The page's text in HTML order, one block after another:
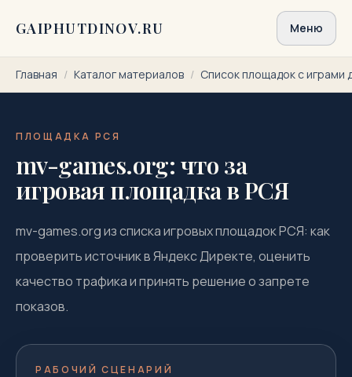
GAIPHUTDINOV.RU Меню
Главная / Каталог материалов / Список площадок с играми
ПЛОЩАДКА РСЯ
mv-games.org: что за
игровая площадка в РСЯ
mv-games.org из списка игровых площадок РСЯ: как
проверить источник в Яндекс Директе, оценить
качество трафика и принять решение о запрете
показов.
РАБОЧИЙ СЦЕНАРИЙ